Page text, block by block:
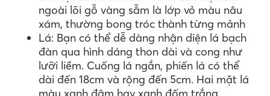
ngoài lõi gỗ vàng sẫm là lớp vỏ màu nâu
xám, thường bong tróc thành từng mảnh
Lá: Bạn có thể dễ dàng nhận diện lá bạch
đàn qua hình dáng thon dài và cong như
lưỡi liềm. Cuống lá ngắn, phiến lá có thể
dài đến 18cm và rộng đến 5cm. Hai mặt lá